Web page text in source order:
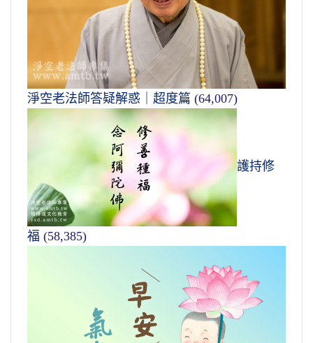
淨空老法師答疑解惑｜超度篇 (64,007)
護持修
福 (58,385)